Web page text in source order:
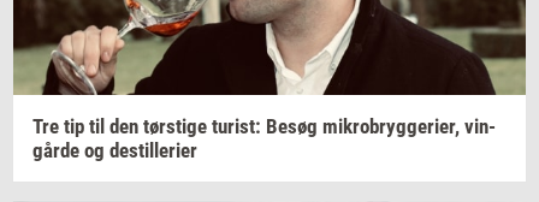
Tre tip til den tørsti­ge turist: Besøg mi­kro­bryg­ge­ri­er, vin­
går­de og destil­le­ri­er